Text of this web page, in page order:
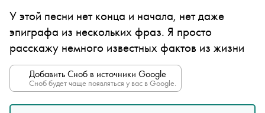
У этой песни нет конца и начала, нет даже
эпиграфа из нескольких фраз. Я просто
расскажу немного известных фактов из жизни
Добавить Сноб в источники Google
Сноб будет чаще появляться у вас в Google.